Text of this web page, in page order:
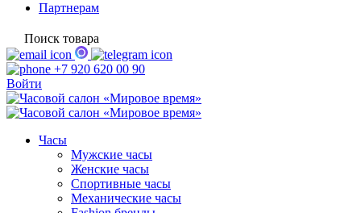
Партнерам
Поиск товара
+7 920 620 00 90
Войти
Часы
Мужские часы
Женские часы
Спортивные часы
Механические часы